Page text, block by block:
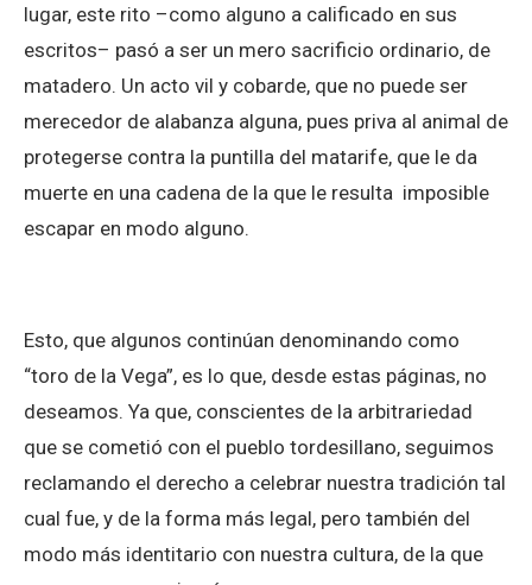
lugar, este rito –como alguno a calificado en sus
escritos– pasó a ser un mero sacrificio ordinario, de
matadero. Un acto vil y cobarde, que no puede ser
merecedor de alabanza alguna, pues priva al animal de
protegerse contra la puntilla del matarife, que le da
muerte en una cadena de la que le resulta imposible
escapar en modo alguno.
Esto, que algunos continúan denominando como
“toro de la Vega”, es lo que, desde estas páginas, no
deseamos. Ya que, conscientes de la arbitrariedad
que se cometió con el pueblo tordesillano, seguimos
reclamando el derecho a celebrar nuestra tradición tal
cual fue, y de la forma más legal, pero también del
modo más identitario con nuestra cultura, de la que